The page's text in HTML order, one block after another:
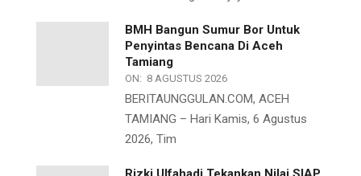
BMH Bangun Sumur Bor Untuk
Penyintas Bencana Di Aceh
Tamiang
ON: 8 AGUSTUS 2026
BERITAUNGGULAN.COM, ACEH
TAMIANG – Hari Kamis, 6 Agustus
2026, Tim